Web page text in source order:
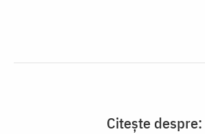
sfânt viață